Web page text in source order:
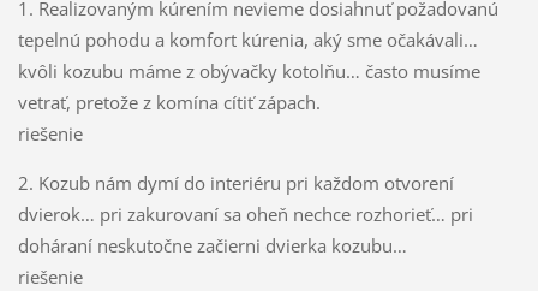
1. Realizovaným kúrením nevieme dosiahnuť požadovanú
tepelnú pohodu a komfort kúrenia, aký sme očakávali…
kvôli kozubu máme z obývačky kotolňu… často musíme
vetrať, pretože z komína cítiť zápach.
riešenie
2. Kozub nám dymí do interiéru pri každom otvorení
dvierok… pri zakurovaní sa oheň nechce rozhorieť… pri
doháraní neskutočne začierni dvierka kozubu…
riešenie